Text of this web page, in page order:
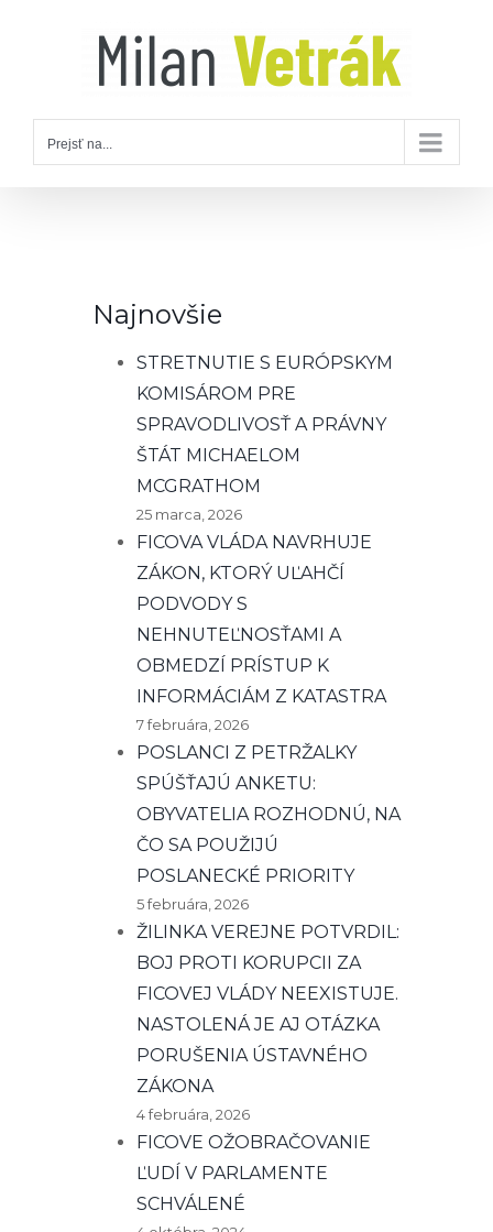
Prejsť na...
Najnovšie
STRETNUTIE S EURÓPSKYM
KOMISÁROM PRE
SPRAVODLIVOSŤ A PRÁVNY
ŠTÁT MICHAELOM
MCGRATHOM
25 marca, 2026
FICOVA VLÁDA NAVRHUJE
ZÁKON, KTORÝ UĽAHČÍ
PODVODY S
NEHNUTEĽNOSŤAMI A
OBMEDZÍ PRÍSTUP K
INFORMÁCIÁM Z KATASTRA
7 februára, 2026
POSLANCI Z PETRŽALKY
SPÚŠŤAJÚ ANKETU:
OBYVATELIA ROZHODNÚ, NA
ČO SA POUŽIJÚ
POSLANECKÉ PRIORITY
5 februára, 2026
ŽILINKA VEREJNE POTVRDIL:
BOJ PROTI KORUPCII ZA
FICOVEJ VLÁDY NEEXISTUJE.
NASTOLENÁ JE AJ OTÁZKA
PORUŠENIA ÚSTAVNÉHO
ZÁKONA
4 februára, 2026
FICOVE OŽOBRAČOVANIE
ĽUDÍ V PARLAMENTE
SCHVÁLENÉ